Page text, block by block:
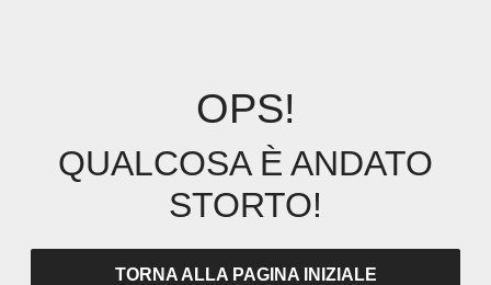
OPS!
QUALCOSA È ANDATO
STORTO!
TORNA ALLA PAGINA INIZIALE